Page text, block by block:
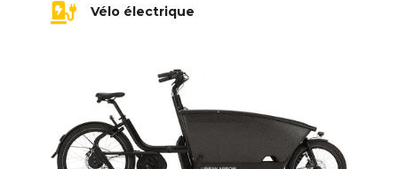
Vélo électrique